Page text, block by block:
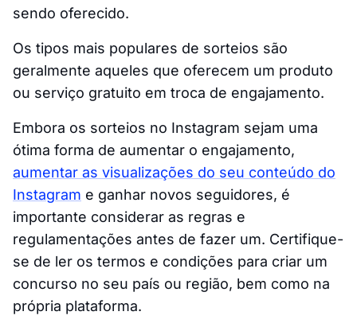
sendo oferecido.
Os tipos mais populares de sorteios são
geralmente aqueles que oferecem um produto
ou serviço gratuito em troca de engajamento.
Embora os sorteios no Instagram sejam uma
ótima forma de aumentar o engajamento,
aumentar as visualizações do seu conteúdo do
Instagram e ganhar novos seguidores, é
importante considerar as regras e
regulamentações antes de fazer um. Certifique-
se de ler os termos e condições para criar um
concurso no seu país ou região, bem como na
própria plataforma.